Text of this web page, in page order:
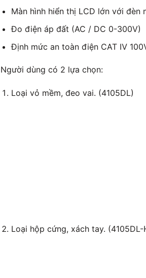
Màn hình hiển thị LCD lớn với đèn
Đo điện áp đất (AC / DC 0-300V)
Định mức an toàn điện CAT Ⅳ
Người dùng có 2 lựa chọn:
Loại vỏ mềm, đeo vai. (4105DL)
Loại hộp cứng, xách tay. (4105DL-